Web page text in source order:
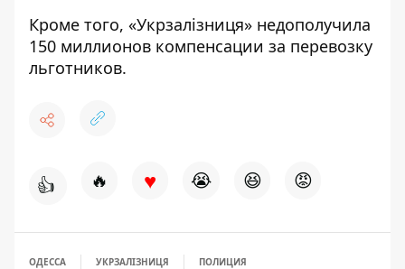
Кроме того, «Укрзалізниця» недополучила
150 миллионов компенсации за перевозку
льготников.
👍 🔥 ♥ 😭 😆 😡
ОДЕССА УКРЗАЛІЗНИЦЯ ПОЛИЦИЯ